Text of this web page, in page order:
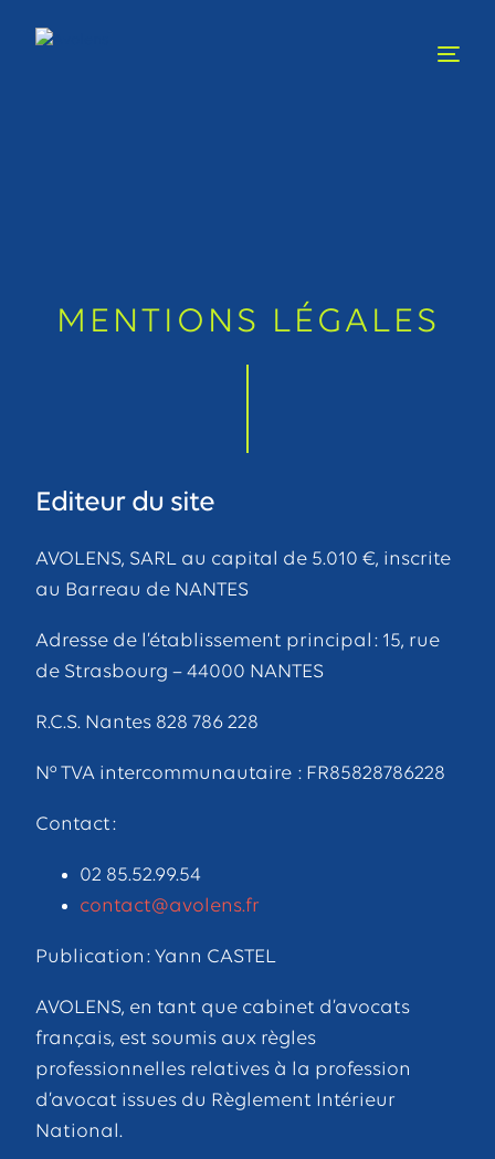
MENTIONS LÉGALES
Editeur du site
AVOLENS, SARL au capital de 5.010 €, inscrite
au Barreau de NANTES
Adresse de l’établissement principal : 15, rue
de Strasbourg – 44000 NANTES
R.C.S. Nantes 828 786 228
N° TVA intercommunautaire : FR85828786228
Contact :
02 85.52.99.54
contact@avolens.fr
Publication : Yann CASTEL
AVOLENS, en tant que cabinet d’avocats
français, est soumis aux règles
professionnelles relatives à la profession
d’avocat issues du Règlement Intérieur
National.